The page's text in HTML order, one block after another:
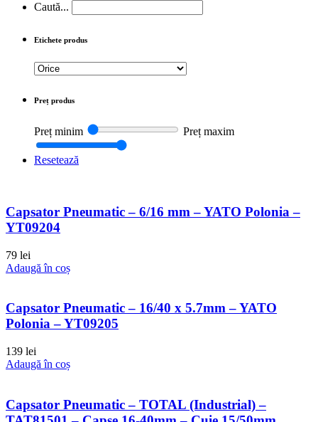
Caută...
Etichete produs
Preț produs
Preț minim Preț maxim
Resetează
Capsator Pneumatic – 6/16 mm – YATO Polonia –
YT09204
79 lei
Adaugă în coș
Capsator Pneumatic – 16/40 x 5.7mm – YATO
Polonia – YT09205
139 lei
Adaugă în coș
Capsator Pneumatic – TOTAL (Industrial) –